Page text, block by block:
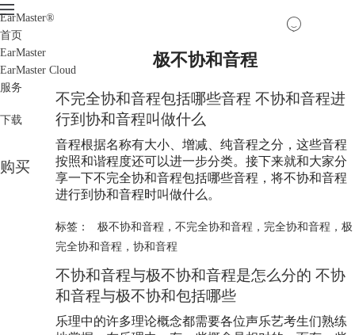
EarMaster®
首页
EarMaster
EarMaster Cloud
服务
下载
购买
极不协和音程
不完全协和音程包括哪些音程 不协和音程进
行到协和音程叫做什么
音程根据名称有大小、增减、纯音程之分，这些音程
按照和谐程度还可以进一步分类。接下来就和大家分
享一下不完全协和音程包括哪些音程，将不协和音程
进行到协和音程时叫做什么。
标签： 极不协和音程 ， 不完全协和音程 ， 完全协和音程 ， 极
完全协和音程 ， 协和音程
不协和音程与极不协和音程是怎么分的 不协
和音程与极不协和包括哪些
乐理中的许多理论概念都需要各位声乐艺考生们熟练